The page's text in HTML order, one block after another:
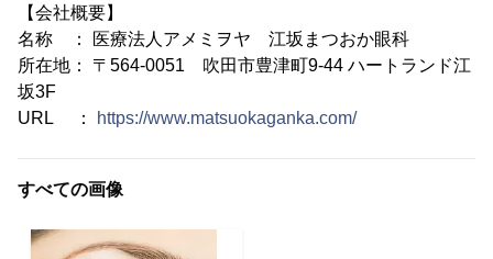
【会社概要】
名称 ： 医療法人アメミヲヤ 江坂まつおか眼科
所在地： 〒564-0051 吹田市豊津町9-44 ハートランド江
坂3F
URL ：
https://www.matsuokaganka.com/
すべての画像